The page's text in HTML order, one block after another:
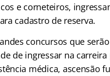
e corneteiros,
cadastro de reserva.
concursos que
de ingressar na
médica, ascensão